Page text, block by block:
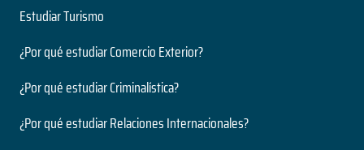
Estudiar Turismo
¿Por qué estudiar Comercio Exterior?
¿Por qué estudiar Criminalística?
¿Por qué estudiar Relaciones Internacionales?